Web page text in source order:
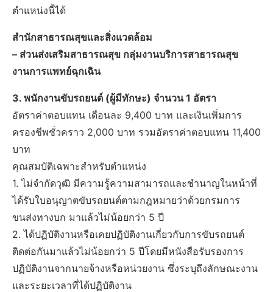
ตำแหน่งนี้ได้
สำนักสาธารณสุขและสิ่งแวดล้อม
– ส่วนส่งเสริมสาธารณสุข กลุ่มงานบริการสาธารณสุข
งานการแพทย์ฉุกเฉิน
3. พนักงานขับรถยนต์ (ผู้มีทักษะ) จำนวน 1 อัตรา
อัตราค่าตอบแทน เดือนละ 9,400 บาท และเงินเพิ่มการ
ครองชีพชั่วคราว 2,000 บาท รวมอัตราค่าตอบแทน 11,400
บาท
คุณสมบัติเฉพาะสำหรับตำแหน่ง
1. ไม่จำกัดวุฒิ มีความรู้ความสามารถและชำนาญในหน้าที่
ได้รับใบอนุญาตขับรถยนต์ตามกฎหมายว่าด้วยกรมการ
ขนส่งทางบก มาแล้วไม่น้อยกว่า 5 ปี
2. ได้ปฏิบัติงานหรือเคยปฏิบัติงานเกี่ยวกับการขับรถยนต์
ติดต่อกันมาแล้วไม่น้อยกว่า 5 ปีโดยมีหนังสือรับรองการ
ปฏิบัติงานจากนายจ้างหรือหน่วยงาน ซึ่งระบุถึงลักษณะงาน
และระยะเวลาที่ได้ปฏิบัติงาน